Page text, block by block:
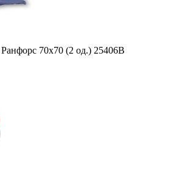
70х70 (2 од.) 25406В